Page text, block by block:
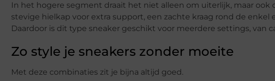
In het hogere segment draait het niet alleen om uiterlijk, maar ook
stevige hielkap voor extra support, een zachte kraag rond de
Daardoor is dit type sneaker geschikt voor meerdere settings, van
Zo style je sneakers zonder moeite
Met deze combinaties zit je bijna altijd goed.